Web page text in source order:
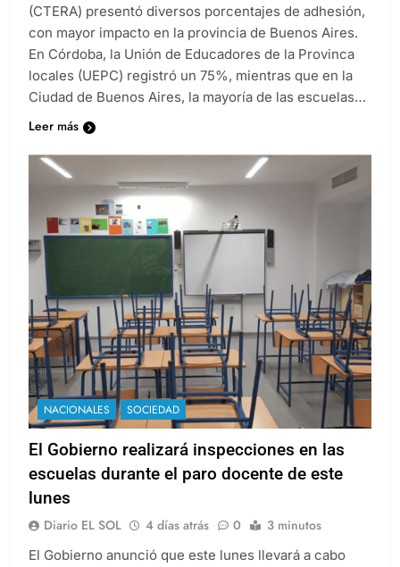
(CTERA) presentó diversos porcentajes de adhesión,
con mayor impacto en la provincia de Buenos Aires.
En Córdoba, la Unión de Educadores de la Provinca
locales (UEPC) registró un 75%, mientras que en la
Ciudad de Buenos Aires, la mayoría de las escuelas…
Leer más
NACIONALES SOCIEDAD
El Gobierno realizará inspecciones en las
escuelas durante el paro docente de este
lunes
Diario EL SOL 4 días atrás 0 3 minutos
El Gobierno anunció que este lunes llevará a cabo